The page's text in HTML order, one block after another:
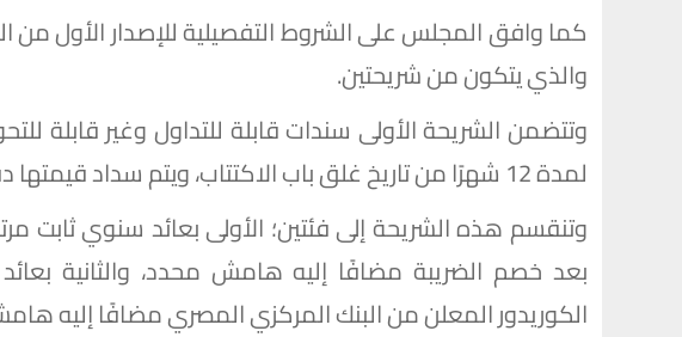
والذي يتكون من شريحتين.
وتتضمن الشريحة الأولى سندات قابلة للتداول وغير قابلة
لمدة 12 شهرًا من تاريخ غلق باب الاكتتاب، ويتم سداد قيمتها دفعة واحدة في نهاية المدة.
بعد خصم الضريبة مضافًا إليه هامش محدد، والثانية
الكوريدور المعلن من البنك المركزي المصري مضافًا إليه